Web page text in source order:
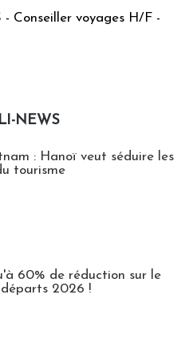
- Conseiller voyages H/F -
NEWS
: Hanoï veut séduire les
tourisme
60% de réduction sur le
2026 !